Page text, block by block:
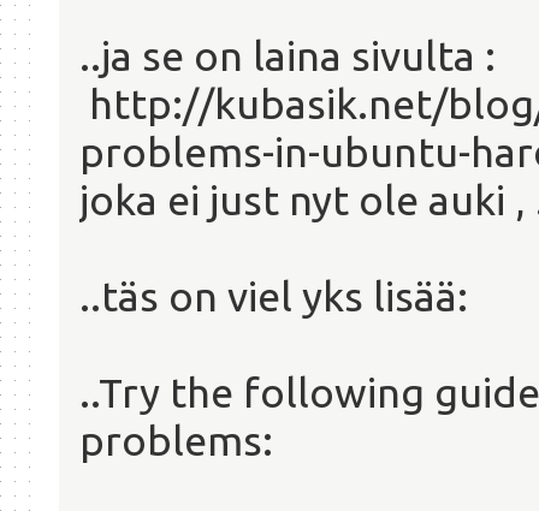
..ja se on laina sivulta :
http://kubasik.net/
problems-in-ubuntu-
joka ei just nyt ole auki
..täs on viel yks lisää:
..Try the following
problems: